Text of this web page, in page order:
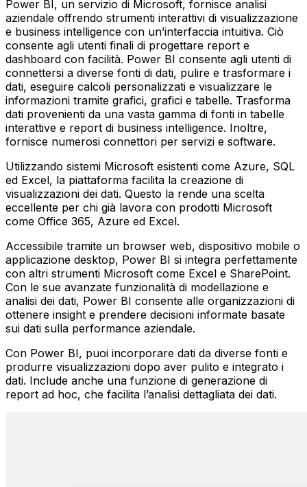
Power BI, un servizio di Microsoft, fornisce analisi
aziendale offrendo strumenti interattivi di visualizzazione
e business intelligence con un’interfaccia intuitiva. Ciò
consente agli utenti finali di progettare report e
dashboard con facilità. Power BI consente agli utenti di
connettersi a diverse fonti di dati, pulire e trasformare i
dati, eseguire calcoli personalizzati e visualizzare le
informazioni tramite grafici, grafici e tabelle. Trasforma
dati provenienti da una vasta gamma di fonti in tabelle
interattive e report di business intelligence. Inoltre,
fornisce numerosi connettori per servizi e software.
Utilizzando sistemi Microsoft esistenti come Azure, SQL
ed Excel, la piattaforma facilita la creazione di
visualizzazioni dei dati. Questo la rende una scelta
eccellente per chi già lavora con prodotti Microsoft
come Office 365, Azure ed Excel.
Accessibile tramite un browser web, dispositivo mobile o
applicazione desktop, Power BI si integra perfettamente
con altri strumenti Microsoft come Excel e SharePoint.
Con le sue avanzate funzionalità di modellazione e
analisi dei dati, Power BI consente alle organizzazioni di
ottenere insight e prendere decisioni informate basate
sui dati sulla performance aziendale.
Con Power BI, puoi incorporare dati da diverse fonti e
produrre visualizzazioni dopo aver pulito e integrato i
dati. Include anche una funzione di generazione di
report ad hoc, che facilita l’analisi dettagliata dei dati.